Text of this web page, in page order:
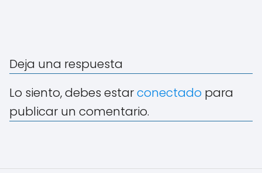
Deja una respuesta
Lo siento, debes estarconectado para
publicar un comentario.